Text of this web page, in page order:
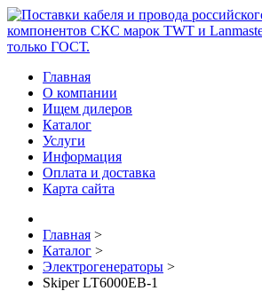
Главная
О компании
Ищем дилеров
Каталог
Услуги
Информация
Оплата и доставка
Карта сайта
Главная >
Каталог >
Электрогенераторы >
Skiper LT6000EB-1